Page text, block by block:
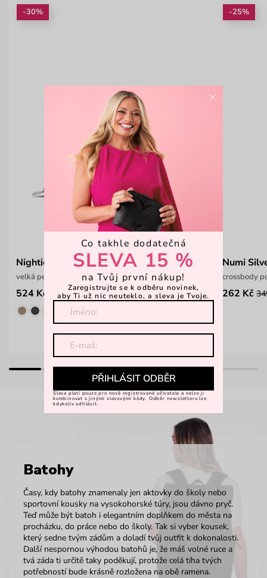
-30%
Nightie Nicci Intrecciato Black
velká peněženka na zip s proplétaným vzorem
524 Kč 749 Kč
-25%
Numi
crossbody
262 Kč
Batohy
Časy, kdy batohy znamenaly jen aktovky do školy nebo
sportovní kousky na vysokohorské túry, jsou dávno pryč.
Teď může být batoh i elegantním doplňkem do města na
procházku, do práce nebo do školy. Tak si vyber kousek,
který sedne tvým zádům a doladí tvůj outfit k dokonalosti.
Další nespornou výhodou batohů je, že máš volné ruce a
tvá záda ti určitě taky poděkují, protože celá tíha tvých
potřebností bude krásně rozložena na obě ramena.
×
Co takhle dodatečná
SLEVA 15 %
na Tvůj první nákup!
Zaregistrujte se k odběru novinek,
aby Ti už nic neuteklo, a sleva je Tvoje.
PŘIHLÁSIT ODBĚR
Sleva platí pouze pro nově registrované uživatele a nelze ji
kombinovat s jinými slevovými kódy. Odběr newsletteru lze
kdykoliv odhlásit.